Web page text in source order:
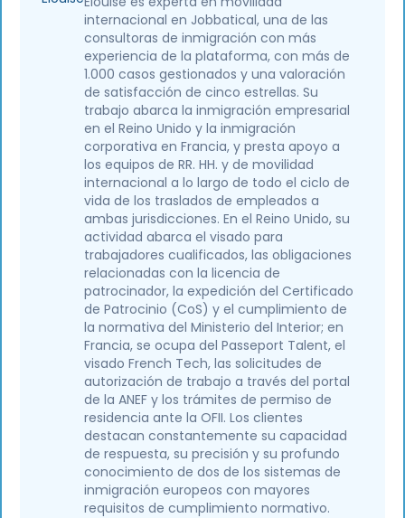
internacional en Jobbatical, una de las
consultoras de inmigración con más
experiencia de la plataforma, con más de
1.000 casos gestionados y una valoración
de satisfacción de cinco estrellas. Su
trabajo abarca la inmigración empresarial
en el Reino Unido y la inmigración
corporativa en Francia, y presta apoyo a
los equipos de RR. HH. y de movilidad
internacional a lo largo de todo el ciclo de
vida de los traslados de empleados a
ambas jurisdicciones. En el Reino Unido, su
actividad abarca el visado para
trabajadores cualificados, las obligaciones
relacionadas con la licencia de
patrocinador, la expedición del Certificado
de Patrocinio (CoS) y el cumplimiento de
la normativa del Ministerio del Interior; en
Francia, se ocupa del Passeport Talent, el
visado French Tech, las solicitudes de
autorización de trabajo a través del portal
de la ANEF y los trámites de permiso de
residencia ante la OFII. Los clientes
destacan constantemente su capacidad
de respuesta, su precisión y su profundo
conocimiento de dos de los sistemas de
inmigración europeos con mayores
requisitos de cumplimiento normativo.